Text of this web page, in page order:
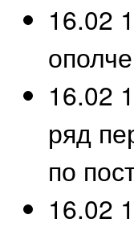
16.02
16.02
ряд
по
16.02